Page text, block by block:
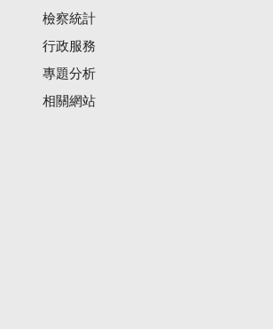
檢察統計
行政服務
專題分析
相關網站